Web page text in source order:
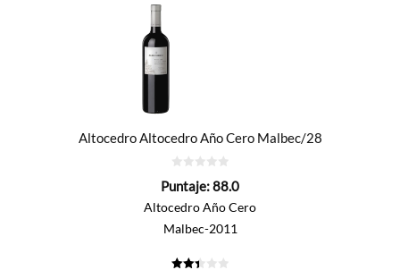
Altocedro Altocedro Año Cero Malbec/28
de
Puntaje:88.0
Altocedro Año Cero
Malbec-2011